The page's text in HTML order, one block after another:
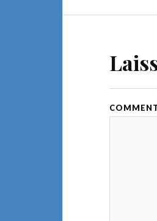
COMMENT